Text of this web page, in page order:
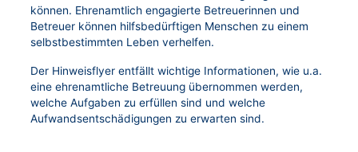
können. Ehrenamtlich engagierte Betreuerinnen und
Betreuer können hilfsbedürftigen Menschen zu einem
selbstbestimmten Leben verhelfen.
Der Hinweisflyer entfällt wichtige Informationen, wie u.a.
eine ehrenamtliche Betreuung übernommen werden,
welche Aufgaben zu erfüllen sind und welche
Aufwandsentschädigungen zu erwarten sind.